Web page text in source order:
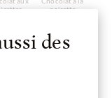
noisette
des